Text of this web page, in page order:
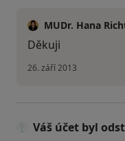
MUDr. Hana
Děkuji
26. září 2013
Váš účet byl